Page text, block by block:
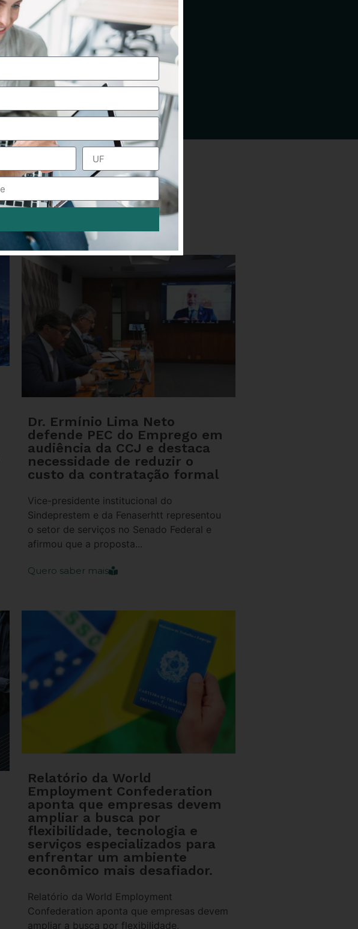
Dr. Ermínio Lima Neto
defende PEC do Emprego em
audiência da CCJ e destaca
necessidade de reduzir o
custo da contratação formal
Vice-presidente institucional do
Sindeprestem e da Fenaserhtt representou
o setor de serviços no Senado Federal e
afirmou que a proposta...
Quero saber mais
Relatório da World
Employment Confederation
aponta que empresas devem
ampliar a busca por
flexibilidade, tecnologia e
serviços especializados para
enfrentar um ambiente
econômico mais desafiador.
Relatório da World Employment
Confederation aponta que empresas devem
ampliar a busca por flexibilidade,